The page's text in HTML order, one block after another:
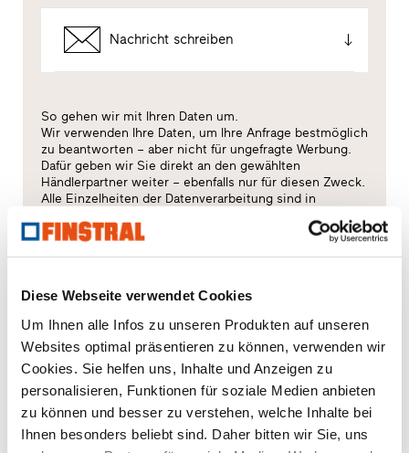
Diese Webseite verwendet Cookies
Um Ihnen alle Infos zu unseren Produkten auf unseren
Websites optimal präsentieren zu können, verwenden wir
Cookies. Sie helfen uns, Inhalte und Anzeigen zu
personalisieren, Funktionen für soziale Medien anbieten
zu können und besser zu verstehen, welche Inhalte bei
Ihnen besonders beliebt sind. Daher bitten wir Sie, uns
Nachricht schreiben
So gehen wir mit Ihren Daten um.
Wir verwenden Ihre Daten, um Ihre Anfrage bestmöglich
zu beantworten – aber nicht für ungefragte Werbung.
Dafür geben wir Sie direkt an den gewählten
Händlerpartner weiter – ebenfalls nur für diesen Zweck.
Alle Einzelheiten der Datenverarbeitung sind in
Welches Thema interessiert Sie besonders?
Haustüren
Glaswände
Fensteraustausch